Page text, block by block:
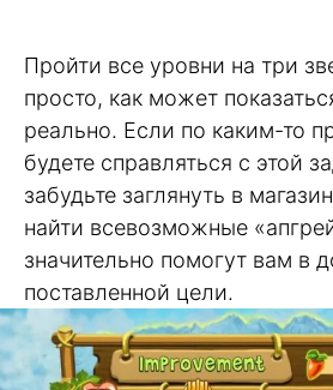
Пройти все уровни на три
просто, как может
реально. Если по каким-то
будете справляться с этой
забудьте заглянуть в
найти всевозможные
значительно помогут вам в
поставленной цели.